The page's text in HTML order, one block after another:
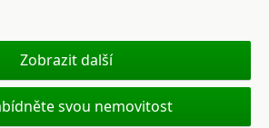
Zobrazit další
svou nemovitost